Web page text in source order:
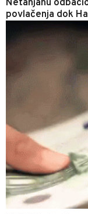
Netanjahu
povlačenja dok